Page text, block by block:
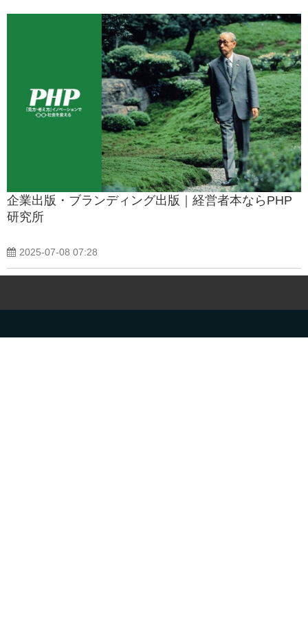
企業出版・ブランディング出版｜経営者本ならPHP
研究所
2025-07-08 07:28